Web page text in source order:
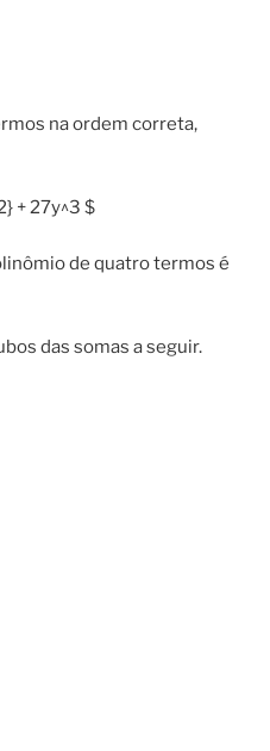
na ordem correta,
+ 27y^3 $
de quatro termos é
das somas a seguir.